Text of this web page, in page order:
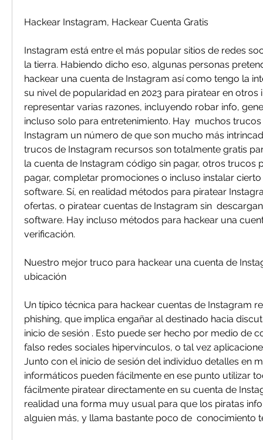
Hackear Instagram, Hackear Cuenta Gratis
Instagram está entre el más popular sitios de redes
la tierra. Habiendo dicho eso, algunas personas
hackear una cuenta de Instagram así como tengo la
su nivel de popularidad en 2023 para piratear en otros
representar varias razones, incluyendo robar info,
incluso solo para entretenimiento. Hay  muchos
Instagram un número de que son mucho más
trucos de Instagram recursos son totalmente gratis
la cuenta de Instagram código sin pagar, otros trucos
pagar, completar promociones o incluso instalar
software. Sí, en realidad métodos para piratear
ofertas, o piratear cuentas de Instagram sin
software. Hay incluso métodos para hackear una
verificación.
Nuestro mejor truco para hackear una cuenta de
ubicación
Un típico técnica para hackear cuentas de Instagram
phishing, que implica engañar al destinado hacia
inicio de sesión . Esto puede ser hecho por medio de
falso redes sociales hipervínculos, o tal vez
Junto con el inicio de sesión del individuo detalles en
informáticos pueden fácilmente en ese punto utilizar
fácilmente piratear directamente en su cuenta de
realidad una forma muy usual para que los piratas
alguien más, y llama bastante poco de  conocimiento